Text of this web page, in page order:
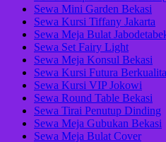
Sewa Mini Garden Bekasi
Sewa Kursi Tiffany Jakarta
Sewa Meja Bulat
Sewa Set Fairy Light
Sewa Meja Konsul Bekasi
Sewa Kursi Futura
Sewa Kursi VIP Jokowi
Sewa Round Table Bekasi
Sewa Tirai Penutup Dinding
Sewa Meja Gubukan Bekasi
Sewa Meja Bulat Cover